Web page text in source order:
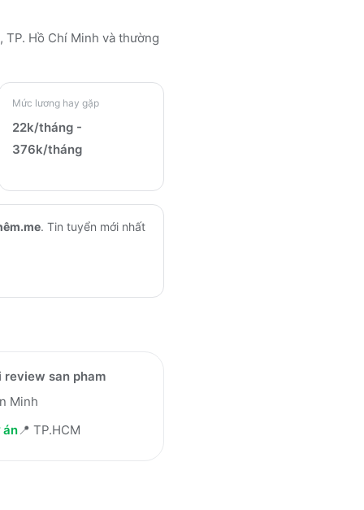
TP. Hồ Chí Minh và thường
Mức lương hay gặp
22k/tháng -
376k/tháng
. Tin tuyển mới nhất
review san pham
Minh
📍 TP.HCM